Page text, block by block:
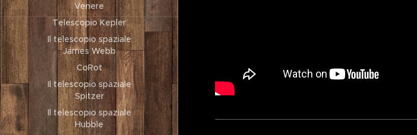
Venere
Telescopio Kepler
Il telescopio spaziale
James Webb
CoRot
Il telescopio spaziale
Spitzer
Il telescopio spaziale
Hubble